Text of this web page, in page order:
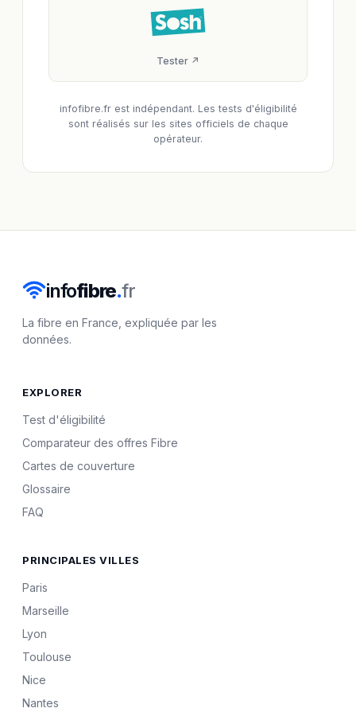
Tester ↗
infofibre.fr est indépendant. Les tests d'éligibilité
sont réalisés sur les sites officiels de chaque
opérateur.
infofibre.fr
La fibre en France, expliquée par les
données.
EXPLORER
Test d'éligibilité
Comparateur des offres Fibre
Cartes de couverture
Glossaire
FAQ
PRINCIPALES VILLES
Paris
Marseille
Lyon
Toulouse
Nice
Nantes